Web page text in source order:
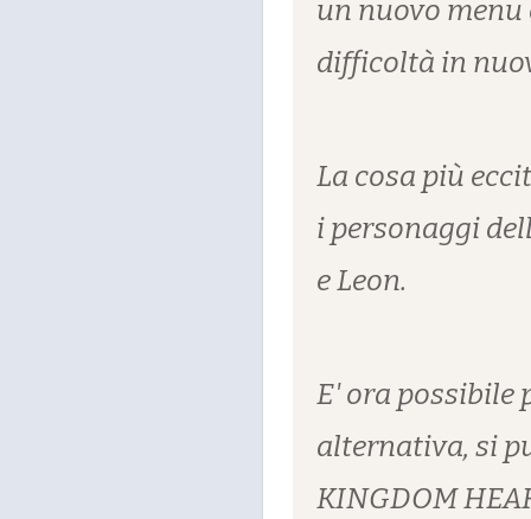
un nuovo
difficoltà in
La cosa più
i personaggi
e Leon.
E' ora possibile
alternativa, si
KINGDOM